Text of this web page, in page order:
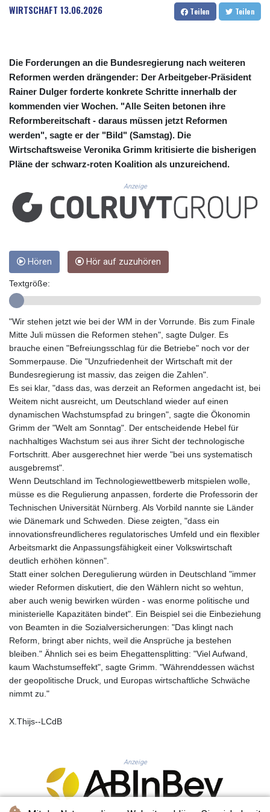
CUC 1.152379
CUP 30.538041
DKK 7.475499
DOP 67.275332
DZD 153.346558
EGP 57.370946
ERN 17.285684
ETB 186.347968
FJD 2.551309
FKP 0.856496
GEL 3.013436
GGP 0.856496
GHS 13.570757
GNF 10139.201975
GTQ 8.809317
HKD 9.040442
HNL 30.944652
HRK 7.534482
HTG 150.95029
HUF 366.519917
IDR 20604.535143
ILS 3.465739
IMP 0.856496
INR 109.762882
IQD 1512.462949
IRR
1584348.162378
ISK 142.411184
JMD 183.008911
JOD 0.81702
JPY 182.503455
KES 149.119782
KGS 100.775889
KHR 4683.930475
KRW 1633.531568
KWD 0.356065
KYD 0.962162
KZT 541.02372
LAK 26086.822873
LBP
103388.630514
LKR 387.81603
LRD 208.397567
MDL 20.088564
MGA 4963.869122
MKD 61.548176
MMK 2419.480296
WIRTSCHAFT 13.06.2026 Teilen Teilen
Die Forderungen an die Bundesregierung nach weiteren
Reformen werden drängender: Der Arbeitgeber-Präsident
Rainer Dulger forderte konkrete Schritte innerhalb der
kommenden vier Wochen. "Alle Seiten betonen ihre
Reformbereitschaft - daraus müssen jetzt Reformen
werden", sagte er der "Bild" (Samstag). Die
Wirtschaftsweise Veronika Grimm kritisierte die bisherigen
Pläne der schwarz-roten Koalition als unzureichend.
Anzeige
Hören Hör auf zuzuhören
Textgröße:
"Wir stehen jetzt wie bei der WM in der Vorrunde. Bis zum Finale
Mitte Juli müssen die Reformen stehen", sagte Dulger. Es
brauche einen "Befreiungsschlag für die Betriebe" noch vor der
Sommerpause. Die "Unzufriedenheit der Wirtschaft mit der
Bundesregierung ist massiv, das zeigen die Zahlen".
Es sei klar, "dass das, was derzeit an Reformen angedacht ist, bei
Weitem nicht ausreicht, um Deutschland wieder auf einen
dynamischen Wachstumspfad zu bringen", sagte die Ökonomin
Grimm der "Welt am Sonntag". Der entscheidende Hebel für
nachhaltiges Wachstum sei aus ihrer Sicht der technologische
Fortschritt. Aber ausgerechnet hier werde "bei uns systematisch
ausgebremst".
Wenn Deutschland im Technologiewettbewerb mitspielen wolle,
müsse es die Regulierung anpassen, forderte die Professorin der
Technischen Universität Nürnberg. Als Vorbild nannte sie Länder
wie Dänemark und Schweden. Diese zeigten, "dass ein
innovationsfreundlicheres regulatorisches Umfeld und ein flexibler
Arbeitsmarkt die Anpassungsfähigkeit einer Volkswirtschaft
deutlich erhöhen können".
Statt einer solchen Deregulierung würden in Deutschland "immer
wieder Reformen diskutiert, die den Wählern nicht so wehtun,
aber auch wenig bewirken würden - was enorme politische und
ministerielle Kapazitäten bindet". Ein Beispiel sei die Einbeziehung
von Beamten in die Sozialversicherungen: "Das klingt nach
Reform, bringt aber nichts, weil die Ansprüche ja bestehen
bleiben." Ähnlich sei es beim Ehegattensplitting: "Viel Aufwand,
kaum Wachstumseffekt", sagte Grimm. "Währenddessen wächst
der geopolitische Druck, und Europas wirtschaftliche Schwäche
nimmt zu."
X.Thijs--LCdB
Anzeige